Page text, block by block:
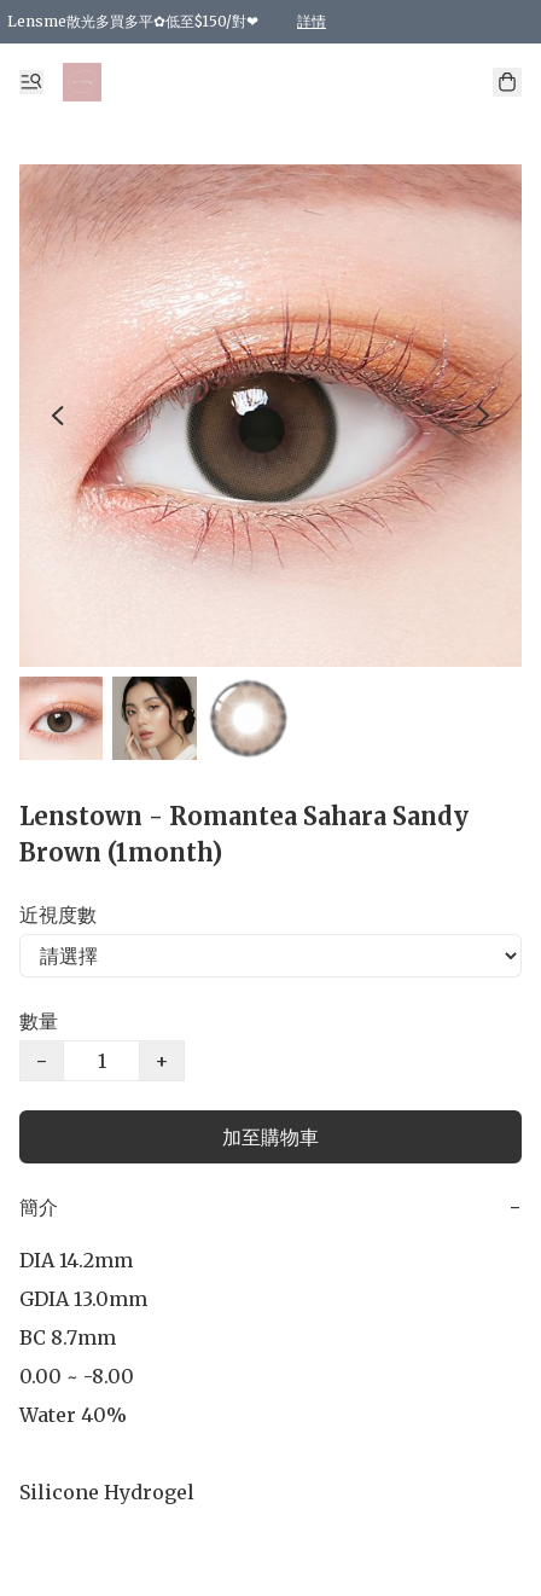
Lensme散光多買多平✿低至$150/對❤ 詳情
台灣Karacon⁩✧日拋 特價清貨❁⃘
日本韓國多款日/月拋現貨☼ 特價❤︎數量有限 售完即止
🇰🇷韓國多款月拋現貨 特價兩對$99✿數量有限 售完即止♫
精選商品，任選買2件或以上9 折；買4件或以上85 折；買6件或以上8 折
精選商品，任選買2件HKD 140.00；買4件HKD 260.00
精選商品，任選買2件HKD 190.00；買4件HKD 360.00
精選商品，任選買2件HKD 110.00；買4件HKD 180.00
精選商品，任選買2件HKD 170.00；買4件HKD 320.00
精選商品，任選買2件或以上減HKD 148.00
精選商品，任選買2件或以上減HKD 148.00
精選商品，任選買2件或以上95 折；買4件或以上9 折；買6件或以上85 折；買8件
精選商品，任選買12件或以上87 折
精選商品，任選買2件或以上減HKD 16.00；買4件或以上減HKD 32.00；買6
精選商品，任選買2件或以上95 折；買4件或以上9 折；買8件或以上85 折；買12
購物滿 HKD 800.00即享免運費優惠！（適用於 特定的送貨方式 )
Lenstown - Romantea Sahara Sandy
Brown (1month)
近視度數
數量
−
+
加至購物車
簡介 −
DIA 14.2mm
GDIA 13.0mm
BC 8.7mm
0.00 ~ -8.00
Water 40%
Silicone Hydrogel